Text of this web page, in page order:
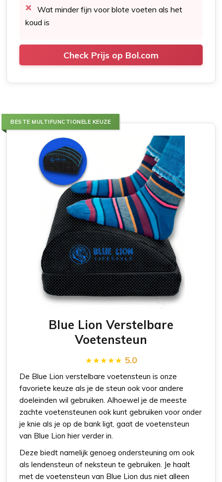
Wat minder fijn voor blote voeten als het
koud is
Check Prijs op Bol.com
BESTE MULTIFUNCTIONELE KEUZE
Blue Lion Verstelbare
Voetensteun
5.0
De Blue Lion verstelbare voetensteun is onze
favoriete keuze als je de steun ook voor andere
doeleinden wil gebruiken. Alhoewel je de meeste
zachte voetensteunen ook kunt gebruiken voor onder
je knie als je op de bank ligt, gaat de voetensteun
van Blue Lion hier verder in.
Deze biedt namelijk genoeg ondersteuning om ook
als lendensteun of neksteun te gebruiken. Je haalt
met de voetensteun van Blue Lion dus niet alleen